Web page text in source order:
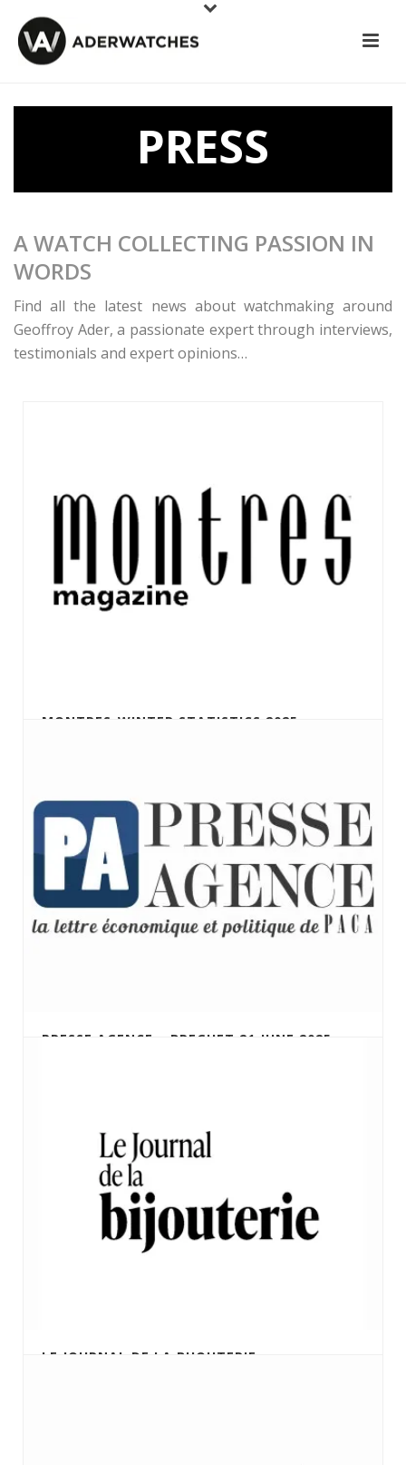
PRESS
A WATCH COLLECTING PASSION IN
WORDS
Find all the latest news about watchmaking around
Geoffroy Ader, a passionate expert through interviews,
testimonials and expert opinions…
MONTRES-WINTER STATISTICS 2025
PRESSE AGENCE – BREGUET 21 JUNE 2025
LE JOURNAL DE LA BIJOUTERIE